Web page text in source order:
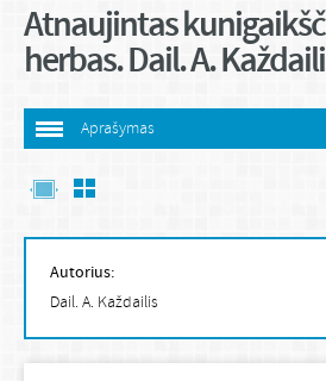
Atnaujintas
herbas. Dail. A.
Aprašymas
Autorius:
Dail. A. Každailis